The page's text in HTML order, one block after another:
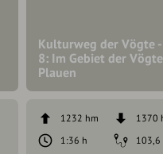
Kulturweg der Vögte
8: Im Gebiet der
Plauen
1232 hm
1370
1:36 h
103,6